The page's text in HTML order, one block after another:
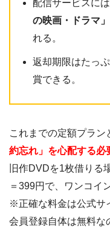
配信サービスに
の映画・ドラマ」
れる。
返却期限はたっぷ
賞できる。
これまでの定額プラン
約忘れ」を心配する必
旧作DVDを1枚借りる
＝399円で、ワンコイ
※正確な料金は公式サ
会員登録自体は無料な